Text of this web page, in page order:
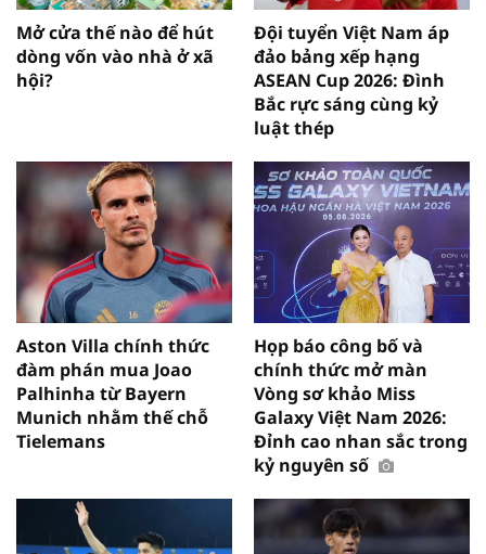
Mở cửa thế nào để hút
dòng vốn vào nhà ở xã
hội?
Đội tuyển Việt Nam áp
đảo bảng xếp hạng
ASEAN Cup 2026: Đình
Bắc rực sáng cùng kỷ
luật thép
Aston Villa chính thức
đàm phán mua Joao
Palhinha từ Bayern
Munich nhằm thế chỗ
Tielemans
Họp báo công bố và
chính thức mở màn
Vòng sơ khảo Miss
Galaxy Việt Nam 2026:
Đỉnh cao nhan sắc trong
kỷ nguyên số